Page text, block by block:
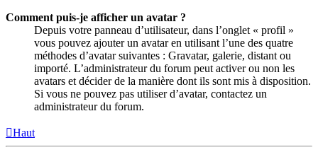
Comment puis-je afficher un avatar ?
Depuis votre panneau d’utilisateur, dans l’onglet « profil »
vous pouvez ajouter un avatar en utilisant l’une des quatre
méthodes d’avatar suivantes : Gravatar, galerie, distant ou
importé. L’administrateur du forum peut activer ou non les
avatars et décider de la manière dont ils sont mis à disposition.
Si vous ne pouvez pas utiliser d’avatar, contactez un
administrateur du forum.
Haut